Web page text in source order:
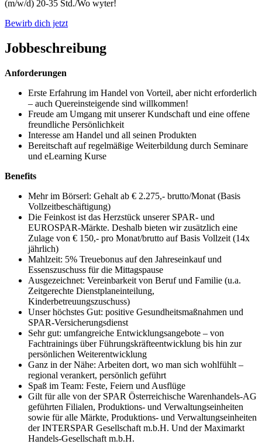
(m/w/d) 20-35 Std./Wo wyter!
Bewirb dich jetzt
Jobbeschreibung
Anforderungen
Erste Erfahrung im Handel von Vorteil, aber nicht erforderlich
– auch Quereinsteigende sind willkommen!
Freude am Umgang mit unserer Kundschaft und eine offene
freundliche Persönlichkeit
Interesse am Handel und all seinen Produkten
Bereitschaft auf regelmäßige Weiterbildung durch Seminare
und eLearning Kurse
Benefits
Mehr im Börserl: Gehalt ab € 2.275,- brutto/Monat (Basis
Vollzeitbeschäftigung)
Die Feinkost ist das Herzstück unserer SPAR- und
EUROSPAR-Märkte. Deshalb bieten wir zusätzlich eine
Zulage von € 150,- pro Monat/brutto auf Basis Vollzeit (14x
jährlich)
Mahlzeit: 5% Treuebonus auf den Jahreseinkauf und
Essenszuschuss für die Mittagspause
Ausgezeichnet: Vereinbarkeit von Beruf und Familie (u.a.
Zeitgerechte Dienstplaneinteilung,
Kinderbetreuungszuschuss)
Unser höchstes Gut: positive Gesundheitsmaßnahmen und
SPAR-Versicherungsdienst
Sehr gut: umfangreiche Entwicklungsangebote – von
Fachtrainings über Führungskräfteentwicklung bis hin zur
persönlichen Weiterentwicklung
Ganz in der Nähe: Arbeiten dort, wo man sich wohlfühlt –
regional verankert, persönlich geführt
Spaß im Team: Feste, Feiern und Ausflüge
Gilt für alle von der SPAR Österreichische Warenhandels-AG
geführten Filialen, Produktions- und Verwaltungseinheiten
sowie für alle Märkte, Produktions- und Verwaltungseinheiten
der INTERSPAR Gesellschaft m.b.H. Und der Maximarkt
Handels-Gesellschaft m.b.H.